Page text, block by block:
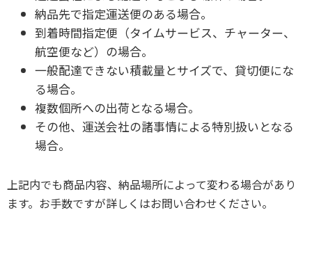
納品先で指定運送便のある場合。
到着時間指定便（タイムサービス、チャーター、
航空便など）の場合。
一般配達できない積載量とサイズで、貸切便にな
る場合。
複数個所への出荷となる場合。
その他、運送会社の諸事情による特別扱いとなる
場合。
上記内でも商品内容、納品場所によって変わる場合があり
ます。お手数ですが詳しくはお問い合わせください。